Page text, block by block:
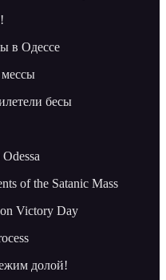
в Одессе
бесы
of the Satanic Mass
Victory Day
долой!